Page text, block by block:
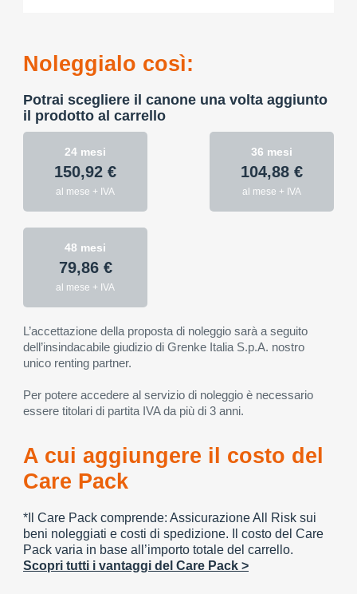
Noleggialo così:
Potrai scegliere il canone una volta aggiunto
il prodotto al carrello
24 mesi
150,92 €
al mese + IVA
36 mesi
104,88 €
al mese + IVA
48 mesi
79,86 €
al mese + IVA
L’accettazione della proposta di noleggio sarà a seguito
dell’insindacabile giudizio di Grenke Italia S.p.A. nostro
unico renting partner.
Per potere accedere al servizio di noleggio è necessario
essere titolari di partita IVA da più di 3 anni.
A cui aggiungere il costo del
Care Pack
*Il Care Pack comprende: Assicurazione All Risk sui
beni noleggiati e costi di spedizione. Il costo del Care
Pack varia in base all’importo totale del carrello.
Scopri tutti i vantaggi del Care Pack >